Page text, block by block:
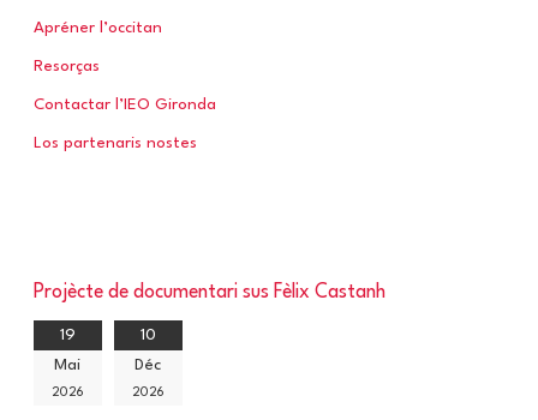
Apréner l’occitan
Resorças
Contactar l’IEO Gironda
Los partenaris nostes
Projècte de documentari sus Fèlix Castanh
19
Mai
2026
10
Déc
2026